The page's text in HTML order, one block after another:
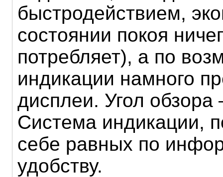
быстродействием,
состоянии покоя
потребляет), а по
индикации намного
дисплеи. Угол обзора
Система индикации,
себе равных по
удобству.